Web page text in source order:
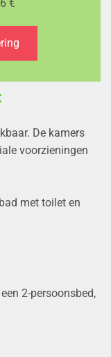
€
De kamers
voorzieningen
met toilet en
2-persoonsbed,